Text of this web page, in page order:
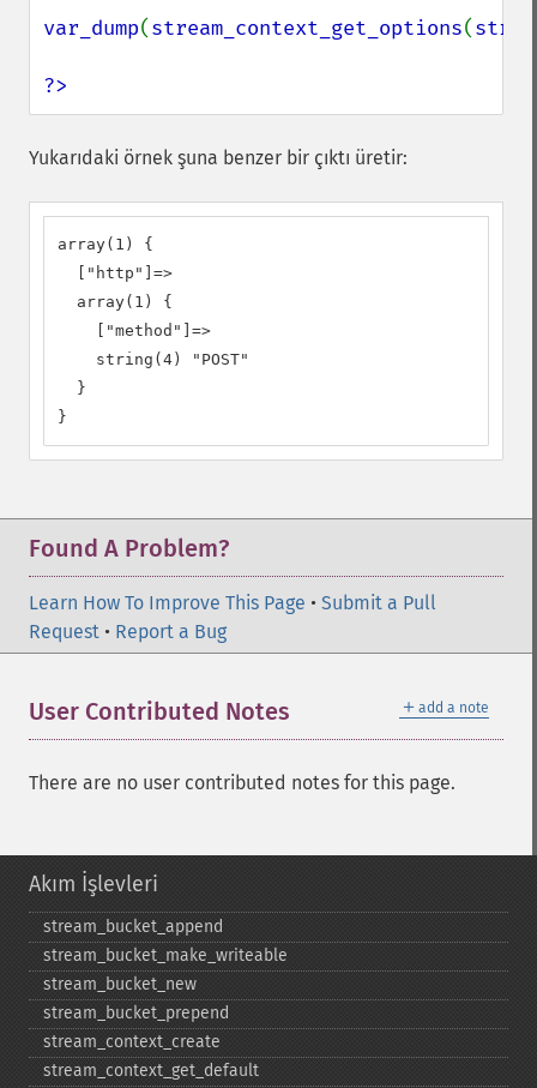
var_dump(stream_context_get_options(
?>
Yukarıdaki örnek şuna benzer bir çıktı üretir:
array(1) {
  ["http"]=>
  array(1) {
    ["method"]=>
    string(4) "POST"
  }
}
Found A Problem?
Learn How To Improve This Page • Submit a Pull
Request • Report a Bug
＋ add a note
User Contributed Notes
There are no user contributed notes for this page.
Akım İşlevleri
stream_​bucket_​append
stream_​bucket_​make_​writeable
stream_​bucket_​new
stream_​bucket_​prepend
stream_​context_​create
stream_​context_​get_​default